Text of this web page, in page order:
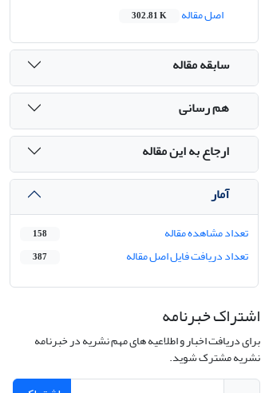
اصل مقاله
302.81 K
سابقه مقاله
هم رسانی
ارجاع به این مقاله
آمار
تعداد مشاهده مقاله 158
تعداد دریافت فایل اصل مقاله 387
اشتراک خبرنامه
برای دریافت اخبار و اطلاعیه های مهم نشریه در خبرنامه
نشریه مشترک شوید.